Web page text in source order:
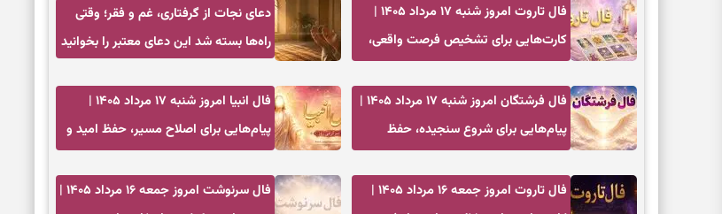
فال تاروت امروز شنبه ۱۷ مرداد ۱۴۰۵ |
کارت‌هایی برای تشخیص فرصت واقعی،
دعای نجات از گرفتاری، غم و فقر؛ وقتی
راه‌ها بسته شد این دعای معتبر را بخوانید
فال فرشتگان امروز شنبه ۱۷ مرداد ۱۴۰۵ |
پیام‌هایی برای شروع سنجیده، حفظ
فال انبیا امروز شنبه ۱۷ مرداد ۱۴۰۵ |
پیام‌هایی برای اصلاح مسیر، حفظ امید و
فال تاروت امروز جمعه ۱۶ مرداد ۱۴۰۵ |
فال سرنوشت امروز جمعه ۱۶ مرداد ۱۴۰۵ |